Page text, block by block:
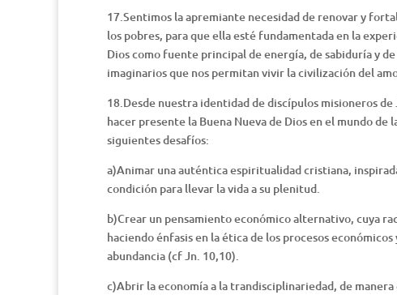
17.Sentimos la apremiante necesidad de renovar y
los pobres, para que ella esté fundamentada en la
Dios como fuente principal de energía, de sabiduría y
imaginarios que nos permitan vivir la civilización del
18.Desde nuestra identidad de discípulos misioneros
hacer presente la Buena Nueva de Dios en el mundo
siguientes desafíos:
a)Animar una auténtica espiritualidad cristiana,
condición para llevar la vida a su plenitud.
b)Crear un pensamiento económico alternativo, cuya
haciendo énfasis en la ética de los procesos
abundancia (cf Jn. 10,10).
c)Abrir la economía a la trandisciplinariedad, de